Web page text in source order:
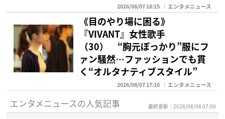
2026/08/07 18:15 エンタメニュース
《目のやり場に困る》
『VIVANT』女性歌手
（30） “胸元ぽっかり”服にフ
ァン騒然…ファッションでも貫
く“オルタナティブスタイル”
2026/08/07 17:10 エンタメニュース
エンタメニュースの人気記事 最終更新：2026/08/08 07:00